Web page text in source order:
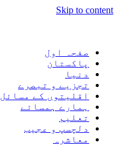
Skip to content
صفحہ اول
پاکستان
دنیا
تجزیے و تبصرے
اقلیتوں کے مسائل
ہمارے ہمسائے
تعلیم
دلچسپ و عجیب
معاشرہ